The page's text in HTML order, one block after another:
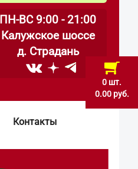
0 шт.
0.00 руб.
ПН-ВС 9:00 - 21:00
Калужское шоссе
д. Страдань
Контакты